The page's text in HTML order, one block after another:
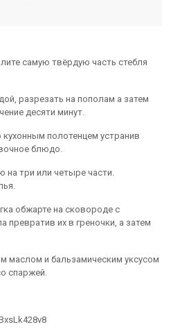
самую твёрдую часть стебля
разрезать на пополам а затем
десяти минут.
полотенцем устранив
блюдо.
на три или четыре части.
обжарте на сковороде с
их в греночки, а затем
маслом и бальзамическим уксусом
спаржей.